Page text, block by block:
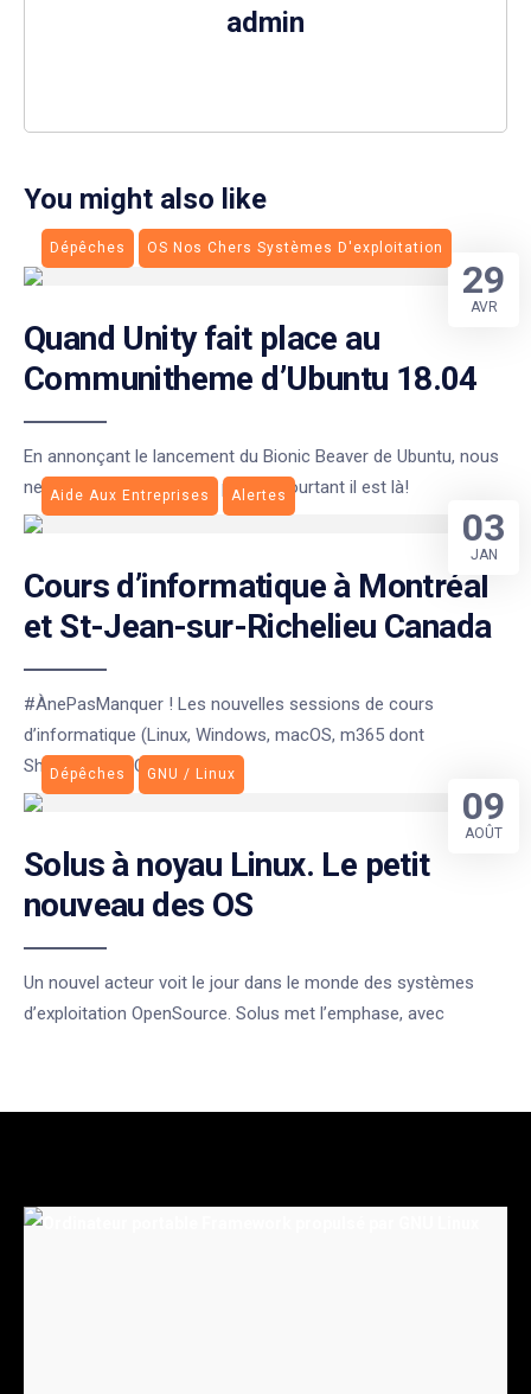
admin
You might also like
Dépêches OS Nos Chers Systèmes D'exploitation
Quand Unity fait place au
Communitheme d’Ubuntu 18.04
En annonçant le lancement du Bionic Beaver de Ubuntu, nous
ne l’attendions (presque) plus et pourtant il est là!
29
AVR
Aide Aux Entreprises Alertes
Cours d’informatique à Montréal
et St-Jean-sur-Richelieu Canada
#ÀnePasManquer ! Les nouvelles sessions de cours
d’informatique (Linux, Windows, macOS, m365 dont
SharePoint et OneDrvie
03
JAN
Dépêches GNU / Linux
Solus à noyau Linux. Le petit
nouveau des OS
Un nouvel acteur voit le jour dans le monde des systèmes
d’exploitation OpenSource. Solus met l’emphase, avec
09
AOÛT